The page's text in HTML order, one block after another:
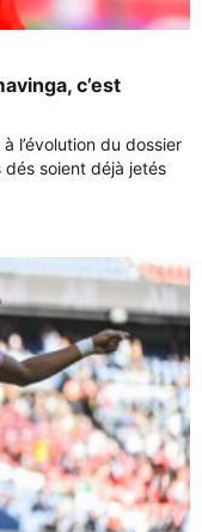
c’est
l’évolution du dossier
dés soient déjà jetés